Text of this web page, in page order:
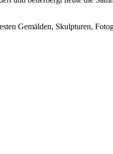
Gemälden, Skulpturen,